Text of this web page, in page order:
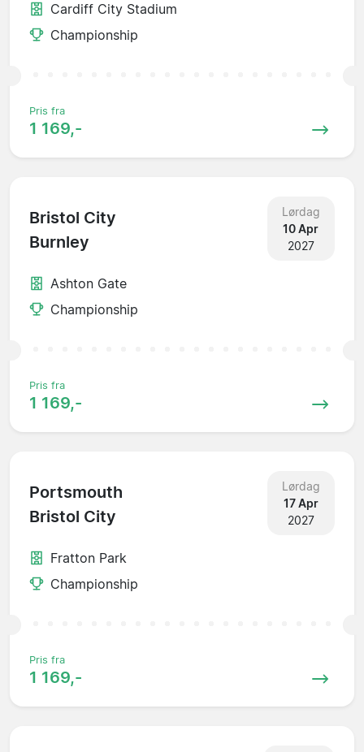
Cardiff City Stadium
Championship
Pris fra
1 169,-
Bristol City
Burnley
Lørdag
10 Apr
2027
Ashton Gate
Championship
Pris fra
1 169,-
Portsmouth
Bristol City
Lørdag
17 Apr
2027
Fratton Park
Championship
Pris fra
1 169,-